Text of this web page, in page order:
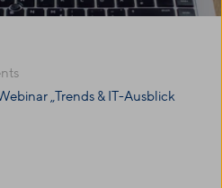
„Trends & IT-Ausblick